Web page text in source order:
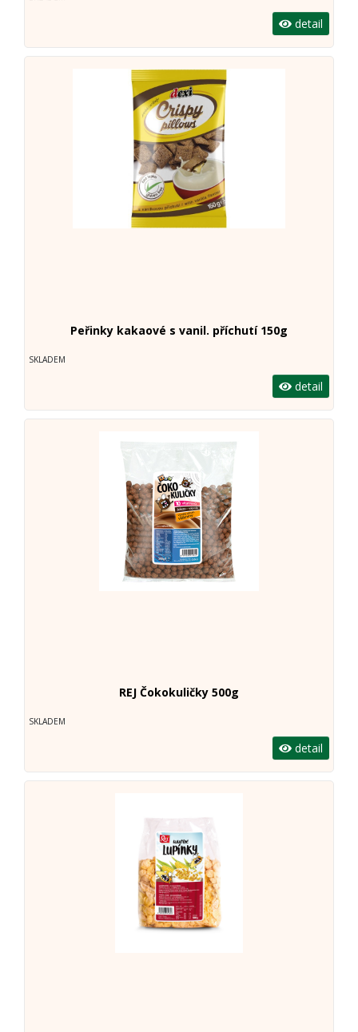
detail
Peřinky kakaové s vanil. příchutí 150g
SKLADEM
detail
REJ Čokokuličky 500g
SKLADEM
detail